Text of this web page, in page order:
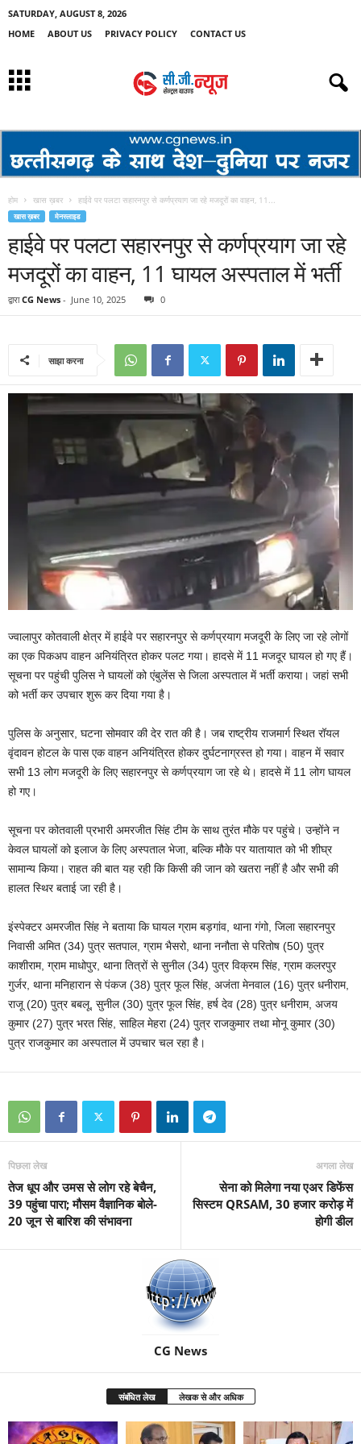
SATURDAY, AUGUST 8, 2026
HOME
ABOUT US PRIVACY POLICY CONTACT US
होम खास ख़बर हाईवे पर पलटा सहारनपुर से कर्णप्रयाग जा रहे मजदूरों का वाहन, 11...
खास ख़बर मेनस्लाइड
हाईवे पर पलटा सहारनपुर से कर्णप्रयाग जा रहे
मजदूरों का वाहन, 11 घायल अस्पताल में भर्ती
द्वारा CG News - June 10, 2025 0
साझा करना
ज्वालापुर कोतवाली क्षेत्र में हाईवे पर सहारनपुर से कर्णप्रयाग मजदूरी के लिए जा रहे लोगों
का एक पिकअप वाहन अनियंत्रित होकर पलट गया। हादसे में 11 मजदूर घायल हो गए हैं।
सूचना पर पहुंची पुलिस ने घायलों को एंबुलेंस से जिला अस्पताल में भर्ती कराया। जहां सभी
को भर्ती कर उपचार शुरू कर दिया गया है।
पुलिस के अनुसार, घटना सोमवार की देर रात की है। जब राष्ट्रीय राजमार्ग स्थित रॉयल
वृंदावन होटल के पास एक वाहन अनियंत्रित होकर दुर्घटनाग्रस्त हो गया। वाहन में सवार
सभी 13 लोग मजदूरी के लिए सहारनपुर से कर्णप्रयाग जा रहे थे। हादसे में 11 लोग घायल
हो गए।
सूचना पर कोतवाली प्रभारी अमरजीत सिंह टीम के साथ तुरंत मौके पर पहुंचे। उन्होंने न
केवल घायलों को इलाज के लिए अस्पताल भेजा, बल्कि मौके पर यातायात को भी शीघ्र
सामान्य किया। राहत की बात यह रही कि किसी की जान को खतरा नहीं है और सभी की
हालत स्थिर बताई जा रही है।
इंस्पेक्टर अमरजीत सिंह ने बताया कि घायल ग्राम बड़गांव, थाना गंगो, जिला सहारनपुर
निवासी अमित (34) पुत्र सतपाल, ग्राम भैसरो, थाना ननौता से परितोष (50) पुत्र
काशीराम, ग्राम माधोपुर, थाना तित्रों से सुनील (34) पुत्र विक्रम सिंह, ग्राम कलरपुर
गुर्जर, थाना मनिहारान से पंकज (38) पुत्र फूल सिंह, अजंता मेनवाल (16) पुत्र धनीराम,
राजू (20) पुत्र बबलू, सुनील (30) पुत्र फूल सिंह, हर्ष देव (28) पुत्र धनीराम, अजय
कुमार (27) पुत्र भरत सिंह, साहिल मेहरा (24) पुत्र राजकुमार तथा मोनू कुमार (30)
पुत्र राजकुमार का अस्पताल में उपचार चल रहा है।
पिछला लेख
तेज धूप और उमस से लोग रहे बेचैन,
39 पहुंचा पारा; मौसम वैज्ञानिक बोले-
20 जून से बारिश की संभावना
अगला लेख
सेना को मिलेगा नया एअर डिफेंस
सिस्टम QRSAM, 30 हजार करोड़ में
होगी डील
CG News
संबंधित लेख लेखक से और अधिक